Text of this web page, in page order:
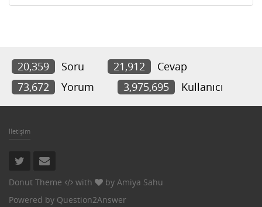
20,359 Soru 21,912
Cevap
73,672
Yorum 3,975,695 Kullanıcı
İletişim
Donut Theme with by Amiya Sahu
Powered by Question2Answer